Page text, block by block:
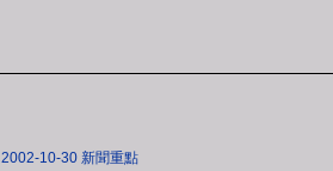
2002-10-30 新聞重點